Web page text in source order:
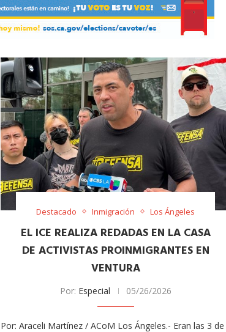
Destacado Inmigración Los Ángeles
EL ICE REALIZA REDADAS EN LA CASA
DE ACTIVISTAS PROINMIGRANTES EN
VENTURA
Por: Especial 05/26/2026
Por: Araceli Martínez / ACoM Los Ángeles.- Eran las 3 de